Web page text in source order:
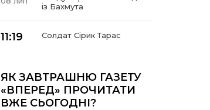
із Бахмута
11:19
Солдат Сірик Тарас
14:07
06 лип
Де тчуться долі
ЯК ЗАВТРАШНЮ ГАЗЕТУ
«ВПЕРЕД» ПРОЧИТАТИ
ВЖЕ СЬОГОДНІ?